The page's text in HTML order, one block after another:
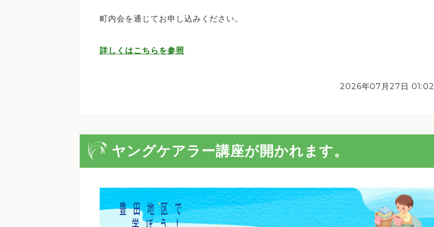
町内会を通じてお申し込みください。
詳しくはこちらを参照
2026年07月27日 01:02
ヤングケアラー講座が開かれます。